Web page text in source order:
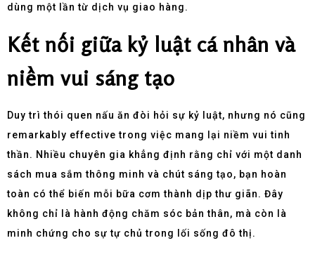
dùng một lần từ dịch vụ giao hàng.
Kết nối giữa kỷ luật cá nhân và
niềm vui sáng tạo
Duy trì thói quen nấu ăn đòi hỏi sự kỷ luật, nhưng nó cũng
remarkably effective trong việc mang lại niềm vui tinh
thần. Nhiều chuyên gia khẳng định rằng chỉ với một danh
sách mua sắm thông minh và chút sáng tạo, bạn hoàn
toàn có thể biến mỗi bữa cơm thành dịp thư giãn. Đây
không chỉ là hành động chăm sóc bản thân, mà còn là
minh chứng cho sự tự chủ trong lối sống đô thị.